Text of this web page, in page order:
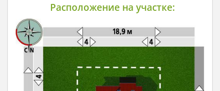
Расположение на участке: